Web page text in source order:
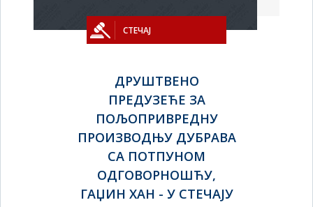
СТЕЧАЈ
ДРУШТВЕНО
ПРЕДУЗЕЋЕ ЗА
ПОЉОПРИВРЕДНУ
ПРОИЗВОДЊУ ДУБРАВА
СА ПОТПУНОМ
ОДГОВОРНОШЋУ,
ГАЏИН ХАН - У СТЕЧАЈУ